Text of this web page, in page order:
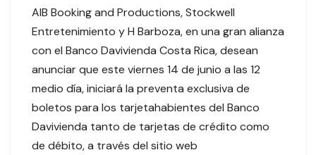
AIB Booking and Productions, Stockwell
Entretenimiento y H Barboza, en una gran alianza
con el Banco Davivienda Costa Rica, desean
anunciar que este viernes 14 de junio a las 12
medio día, iniciará la preventa exclusiva de
boletos para los tarjetahabientes del Banco
Davivienda tanto de tarjetas de crédito como
de débito, a través del sitio web